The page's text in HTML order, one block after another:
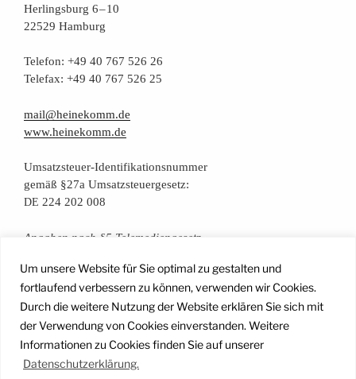
Um unsere Website für Sie optimal zu gestalten und
fortlaufend verbessern zu können, verwenden wir Cookies.
Durch die weitere Nutzung der Website erklären Sie sich mit
der Verwendung von Cookies einverstanden. Weitere
Informationen zu Cookies finden Sie auf unserer
Datenschutzerklärung.
Her­lings­burg 6 – 10
22529 Hamburg
Tele­fon: +49 40 767 526 26
Tele­fax: +49 40 767 526 25
mail@heinekomm.de
www.heinekomm.de
Umsatz­steu­er-Iden­ti­fi­ka­ti­ons­num­mer
gemäß §27a Umsatzsteuergesetz:
DE 224 202 008
Anga­ben nach §5 Telemediengesetz
Daten­schutz­er­klä­rung
FacebookInstagramYouTubeMail